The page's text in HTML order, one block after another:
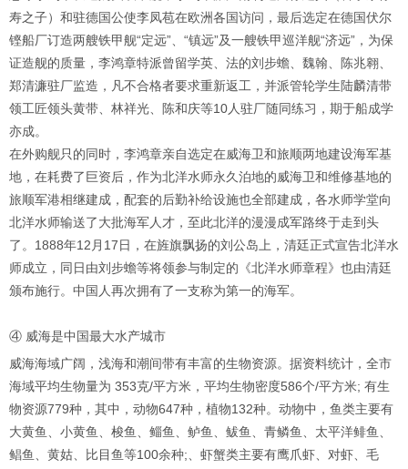
寿之子）和驻德国公使李凤苞在欧洲各国访问，最后选定在德国伏尔
铿船厂订造两艘铁甲舰“定远”、“镇远”及一艘铁甲巡洋舰“济远”，为保
证造舰的质量，李鸿章特派曾留学英、法的刘步蟾、魏翰、陈兆翱、
郑清濂驻厂监造，凡不合格者要求重新返工，并派管轮学生陆麟清带
领工匠领头黄带、林祥光、陈和庆等10人驻厂随同练习，期于船成学
亦成。
在外购舰只的同时，李鸿章亲自选定在威海卫和旅顺两地建设海军基
地，在耗费了巨资后，作为北洋水师永久泊地的威海卫和维修基地的
旅顺军港相继建成，配套的后勤补给设施也全部建成，各水师学堂向
北洋水师输送了大批海军人才，至此北洋的漫漫成军路终于走到头
了。1888年12月17日，在旌旗飘扬的刘公岛上，清廷正式宣告北洋水
师成立，同日由刘步蟾等将领参与制定的《北洋水师章程》也由清廷
颁布施行。中国人再次拥有了一支称为第一的海军。
④ 威海是中国最大水产城市
威海海域广阔，浅海和潮间带有丰富的生物资源。据资料统计，全市
海域平均生物量为 353克/平方米，平均生物密度586个/平方米; 有生
物资源779种，其中，动物647种，植物132种。动物中，鱼类主要有
大黄鱼、小黄鱼、梭鱼、鲻鱼、鲈鱼、鲅鱼、青鳞鱼、太平洋鲱鱼、
鲳鱼、黄姑、比目鱼等100余种;、虾蟹类主要有鹰爪虾、对虾、毛